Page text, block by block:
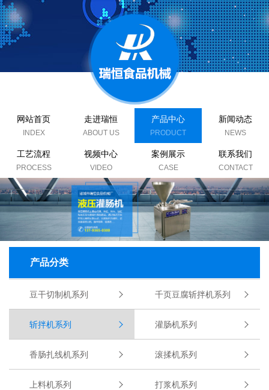
网站首页 走进瑞恒 产品中心 新闻动态
工艺流程 视频中心 案例展示 联系我们
产品分类
豆干切制机系列 千页豆腐斩拌机系列
斩拌机系列 灌肠机系列
香肠扎线机系列 滚揉机系列
上料机系列 打浆机系列